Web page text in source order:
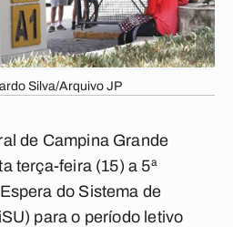
Silva/Arquivo JP
de Campina Grande
terça-feira (15) a 5ª
do Sistema de
para o período letivo